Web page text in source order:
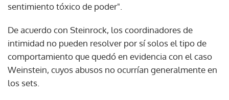
sentimiento tóxico de poder".
De acuerdo con Steinrock, los coordinadores de
intimidad no pueden resolver por sí solos el tipo de
comportamiento que quedó en evidencia con el caso
Weinstein, cuyos abusos no ocurrían generalmente en
los sets.